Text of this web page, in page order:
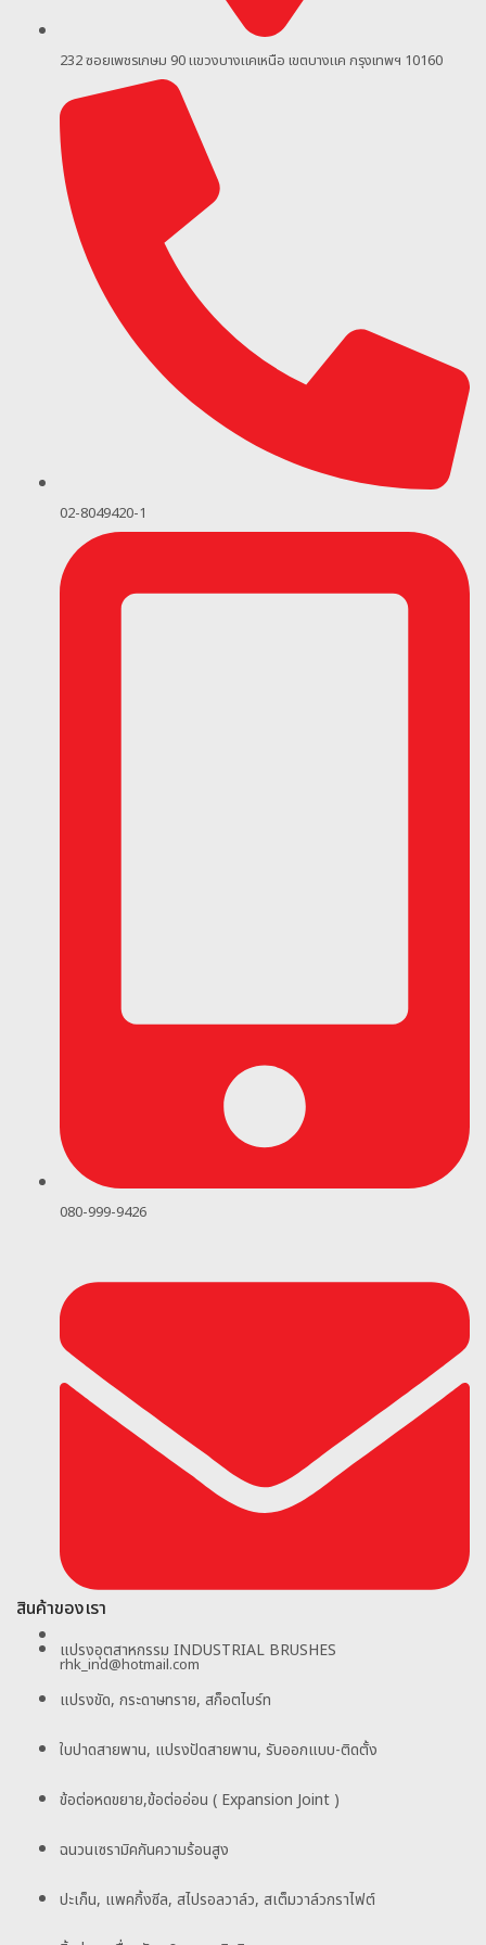
232 ซอยเพชรเกษม 90แขวงบางแคเหนือ เขตบางแค กรุงเทพฯ 10160
02-8049420-1
080-999-9426
rhk_ind@hotmail.com
สินค้าของเรา
แปรงอุตสาหกรรม INDUSTRIAL BRUSHES
แปรงขัด, กระดาษทราย, สก็อตไบร์ท
ใบปาดสายพาน, แปรงปัดสายพาน, รับออกแบบ-ติดตั้ง
ข้อต่อหดขยาย,ข้อต่ออ่อน ( Expansion Joint )
ฉนวนเซรามิคกันความร้อนสูง
ปะเก็น, แพคกิ้งซีล, สไปรอลวาล์ว, สเต็มวาล์วกราไฟต์